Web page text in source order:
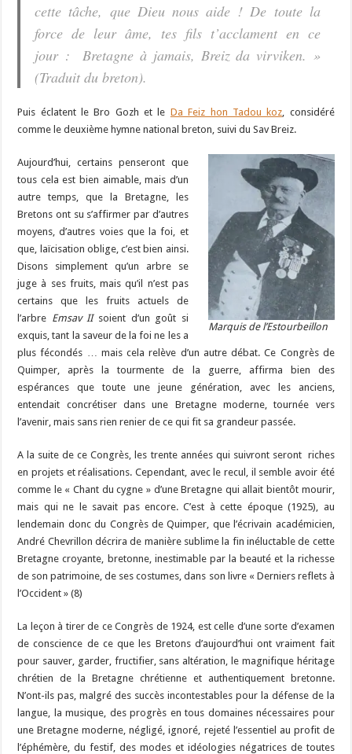
cette tâche, que Dieu nous aide ! De toute la
force de leur âme, tes fils t’acclament en ce
jour : Bretagne à jamais, Breiz da virviken. »
(Traduit du breton).
Puis éclatent le Bro Gozh et le Da Feiz hon Tadou koz , considéré
comme le deuxième hymne national breton, suivi du Sav Breiz.
Marquis de l’Estourbeillon
Aujourd’hui, certains penseront que
tous cela est bien aimable, mais d’un
autre temps, que la Bretagne, les
Bretons ont su s’affirmer par d’autres
moyens, d’autres voies que la foi, et
que, laïcisation oblige, c’est bien ainsi.
Disons simplement qu’un arbre se
juge à ses fruits, mais qu’il n’est pas
certains que les fruits actuels de
l’arbre Emsav IIsoient d’un goût si
exquis, tant la saveur de la foi ne les a
plus fécondés … mais cela relève d’un autre débat. Ce Congrès de
Quimper, après la tourmente de la guerre, affirma bien des
espérances que toute une jeune génération, avec les anciens,
entendait concrétiser dans une Bretagne moderne, tournée vers
l’avenir, mais sans rien renier de ce qui fit sa grandeur passée.
A la suite de ce Congrès, les trente années qui suivront seront riches
en projets et réalisations. Cependant, avec le recul, il semble avoir été
comme le « Chant du cygne » d’une Bretagne qui allait bientôt mourir,
mais qui ne le savait pas encore. C’est à cette époque (1925), au
lendemain donc du Congrès de Quimper, que l’écrivain académicien,
André Chevrillon décrira de manière sublime la fin inéluctable de cette
Bretagne croyante, bretonne, inestimable par la beauté et la richesse
de son patrimoine, de ses costumes, dans son livre « Derniers reflets à
l’Occident » (8)
La leçon à tirer de ce Congrès de 1924, est celle d’une sorte d’examen
de conscience de ce que les Bretons d’aujourd’hui ont vraiment fait
pour sauver, garder, fructifier, sans altération, le magnifique héritage
chrétien de la Bretagne chrétienne et authentiquement bretonne.
N’ont-ils pas, malgré des succès incontestables pour la défense de la
langue, la musique, des progrès en tous domaines nécessaires pour
une Bretagne moderne, négligé, ignoré, rejeté l’essentiel au profit de
l’éphémère, du festif, des modes et idéologies négatrices de toutes